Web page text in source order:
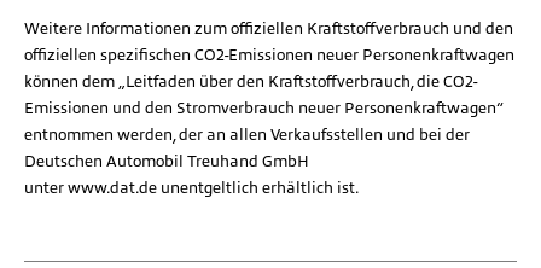
Weitere Informationen zum offiziellen Kraftstoffverbrauch und den
offiziellen spezifischen CO2-Emissionen neuer Personenkraftwagen
können dem „Leitfaden über den Kraftstoffverbrauch, die CO2-
Emissionen und den Stromverbrauch neuer Personenkraftwagen“
entnommen werden, der an allen Verkaufsstellen und bei der
Deutschen Automobil Treuhand GmbH
unter www.dat.de unentgeltlich erhältlich ist.